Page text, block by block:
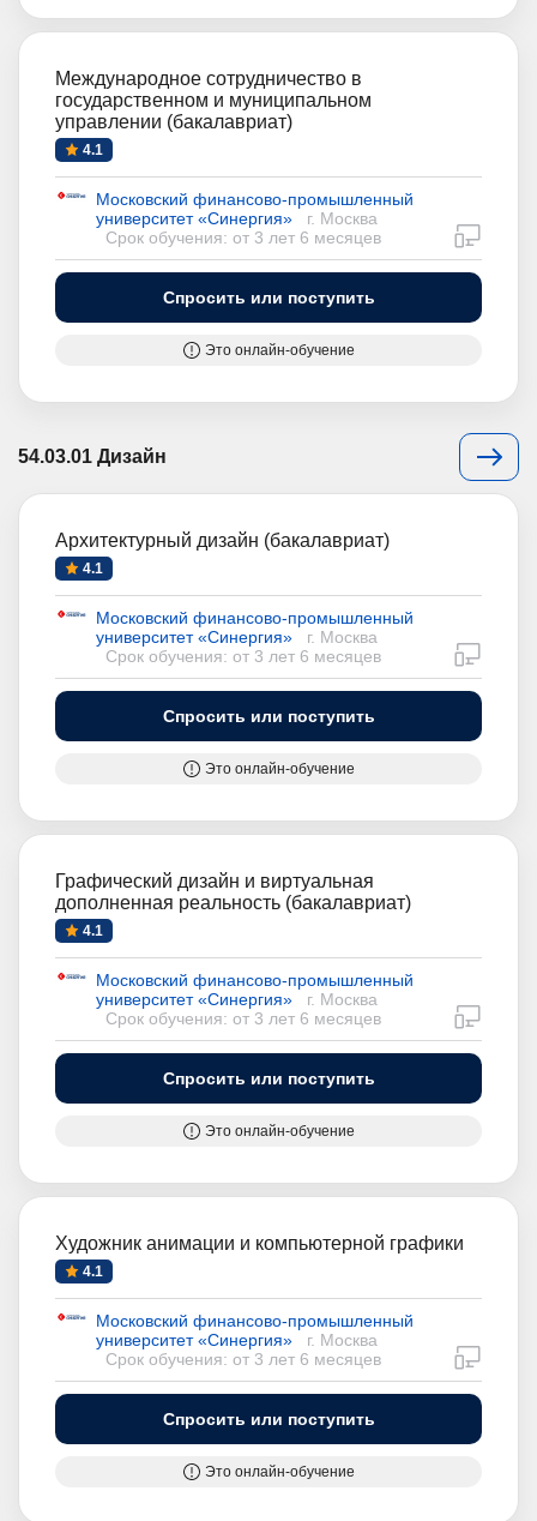
Международное сотрудничество в
государственном и муниципальном
управлении (бакалавриат)
4.1
Московский финансово-промышленный
университет «Синергия»
г. Москва
Срок обучения: от 3 лет 6 месяцев
Спросить или поступить
Это онлайн-обучение
54.03.01 Дизайн
Архитектурный дизайн (бакалавриат)
4.1
Московский финансово-промышленный
университет «Синергия»
г. Москва
Срок обучения: от 3 лет 6 месяцев
Спросить или поступить
Это онлайн-обучение
Графический дизайн и виртуальная
дополненная реальность (бакалавриат)
4.1
Московский финансово-промышленный
университет «Синергия»
г. Москва
Срок обучения: от 3 лет 6 месяцев
Спросить или поступить
Это онлайн-обучение
Художник анимации и компьютерной графики
4.1
Московский финансово-промышленный
университет «Синергия»
г. Москва
Срок обучения: от 3 лет 6 месяцев
Спросить или поступить
Это онлайн-обучение